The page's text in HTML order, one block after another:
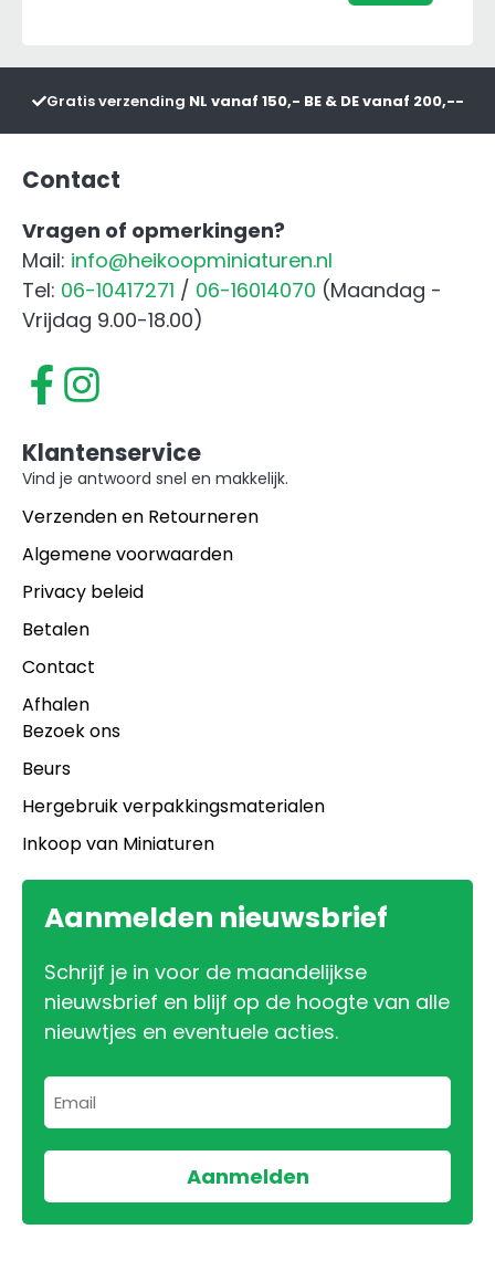
aantal
Gratis verzending NL vanaf 150,- BE & DE vanaf 200,--
Contact
Vragen of opmerkingen?
Mail: info@heikoopminiaturen.nl
Tel: 06-10417271 / 06-16014070 (Maandag -
Vrijdag 9.00-18.00)
Klantenservice
Vind je antwoord snel en makkelijk.
Verzenden en Retourneren
Algemene voorwaarden
Privacy beleid
Betalen
Contact
Afhalen
Bezoek ons
Beurs
Hergebruik verpakkingsmaterialen
Inkoop van Miniaturen
Aanmelden nieuwsbrief
Schrijf je in voor de maandelijkse
nieuwsbrief en blijf op de hoogte van alle
nieuwtjes en eventuele acties.